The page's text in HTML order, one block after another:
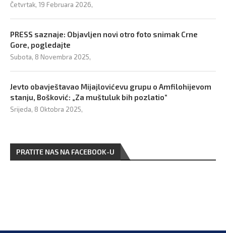
Četvrtak, 19 Februara 2026,
PRESS saznaje: Objavljen novi otro foto snimak Crne
Gore, pogledajte
Subota, 8 Novembra 2025,
Jevto obavještavao Mijajlovićevu grupu o Amfilohijevom
stanju, Bošković: „Za muštuluk bih pozlatio“
Srijeda, 8 Oktobra 2025,
PRATITE NAS NA FACEBOOK-U